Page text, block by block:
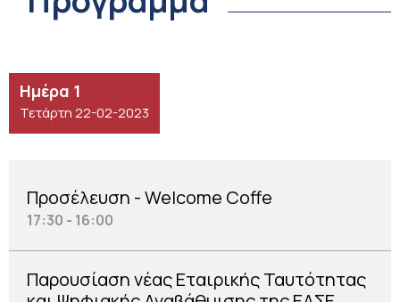
Ημέρα 1
Τετάρτη 22-02-2023
Προσέλευση - Welcome Coffe
17:30 - 16:00
Παρουσίαση νέας Εταιρικής Ταυτότητας